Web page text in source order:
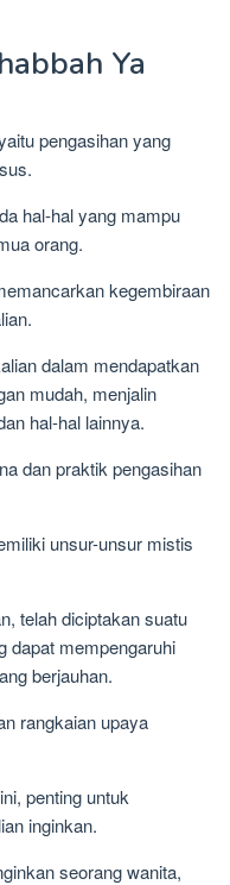
Ya
pengasihan yang
hal-hal yang mampu
orang.
kegembiraan
dalam mendapatkan
mudah, menjalin
hal-hal lainnya.
dan praktik pengasihan
unsur-unsur mistis
telah diciptakan suatu
dapat mempengaruhi
berjauhan.
rangkaian upaya
penting untuk
inginkan.
seorang wanita,